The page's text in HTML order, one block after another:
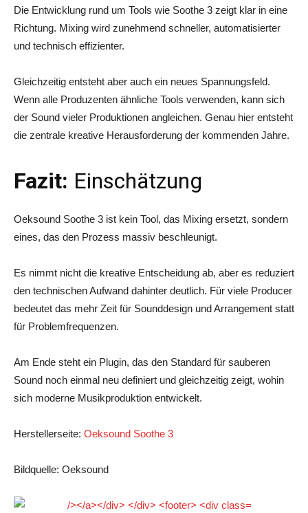
Die Entwicklung rund um Tools wie Soothe 3 zeigt klar in eine
Richtung. Mixing wird zunehmend schneller, automatisierter
und technisch effizienter.
Gleichzeitig entsteht aber auch ein neues Spannungsfeld.
Wenn alle Produzenten ähnliche Tools verwenden, kann sich
der Sound vieler Produktionen angleichen. Genau hier entsteht
die zentrale kreative Herausforderung der kommenden Jahre.
Fazit: Einschätzung
Oeksound Soothe 3 ist kein Tool, das Mixing ersetzt, sondern
eines, das den Prozess massiv beschleunigt.
Es nimmt nicht die kreative Entscheidung ab, aber es reduziert
den technischen Aufwand dahinter deutlich. Für viele Producer
bedeutet das mehr Zeit für Sounddesign und Arrangement statt
für Problemfrequenzen.
Am Ende steht ein Plugin, das den Standard für sauberen
Sound noch einmal neu definiert und gleichzeitig zeigt, wohin
sich moderne Musikproduktion entwickelt.
Herstellerseite: Oeksound Soothe 3
Bildquelle: Oeksound